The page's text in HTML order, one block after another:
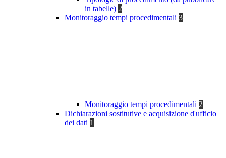
in tabelle) 2
Monitoraggio tempi procedimentali 3
Monitoraggio tempi procedimentali 2
Dichiarazioni sostitutive e acquisizione d'ufficio
dei dati 1